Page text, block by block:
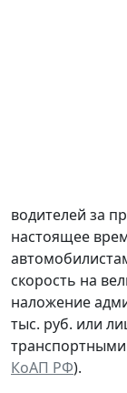
водителей за
настоящее
скорость на
наложение
тыс. руб. или
транспортными
КоАП РФ).